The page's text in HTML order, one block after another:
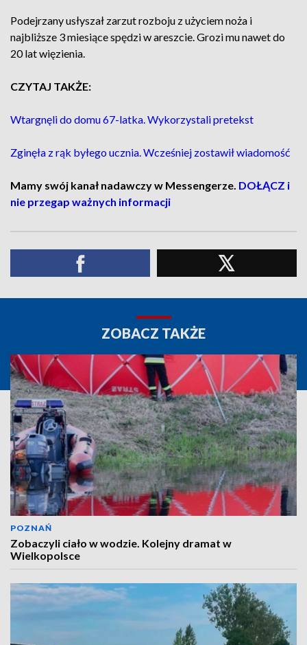
Podejrzany usłyszał zarzut rozboju z użyciem noża i
najbliższe 3 miesiące spędzi w areszcie. Grozi mu nawet do
20 lat więzienia.
CZYTAJ TAKŻE:
Wtargnęli do domu 67-latka. Wykorzystali pretekst
Zginęła z rąk byłego ucznia. Wcześniej zostawił wiadomość
Mamy swój kanał nadawczy w Messengerze. DOŁĄCZ i
nie przegap ważnych informacji
ZOBACZ TAKŻE
POZNAŃ
Zobaczyli ciało w wodzie. Kolejny dramat w
Wielkopolsce